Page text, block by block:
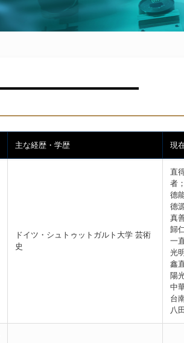
主な経歴・学歴 現
ドイツ・シュトゥットガルト大学 芸術
史
直
者；
德
德
真
歸
一
光
鑫
陽
中
台
八